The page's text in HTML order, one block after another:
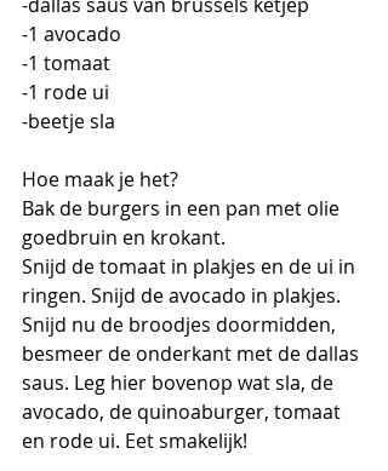
-1 avocado
-1 tomaat
-1 rode ui
-beetje sla
Hoe maak je het?
Bak de burgers in een pan met olie
goedbruin en krokant.
Snijd de tomaat in plakjes en de ui in
ringen. Snijd de avocado in plakjes.
Snijd nu de broodjes doormidden,
besmeer de onderkant met de dallas
saus. Leg hier bovenop wat sla, de
avocado, de quinoaburger, tomaat
en rode ui. Eet smakelijk!